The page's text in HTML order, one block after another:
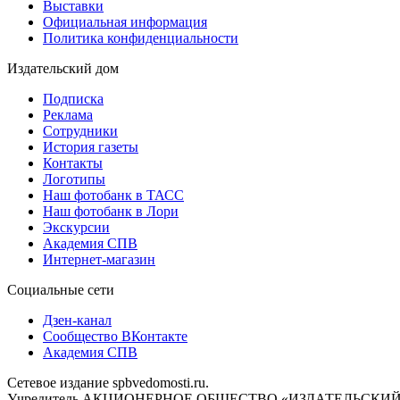
Выставки
Официальная информация
Политика конфиденциальности
Издательский дом
Подписка
Реклама
Сотрудники
История газеты
Контакты
Логотипы
Наш фотобанк в ТАСС
Наш фотобанк в Лори
Экскурсии
Академия СПВ
Интернет-магазин
Социальные сети
Дзен-канал
Сообщество ВКонтакте
Академия СПВ
Сетевое издание spbvedomosti.ru.